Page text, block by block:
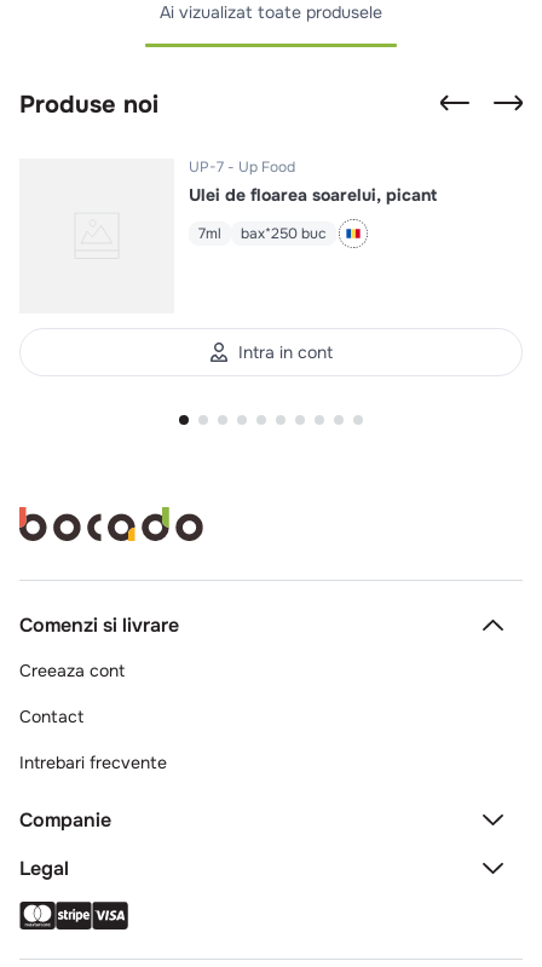
Ai vizualizat toate produsele
Produse noi
UP-7 Up Food
Ulei de floarea soarelui, picant
7ml bax*250 buc
Intra in cont
Comenzi si livrare
Creeaza cont
Contact
Intrebari frecvente
Companie
Legal